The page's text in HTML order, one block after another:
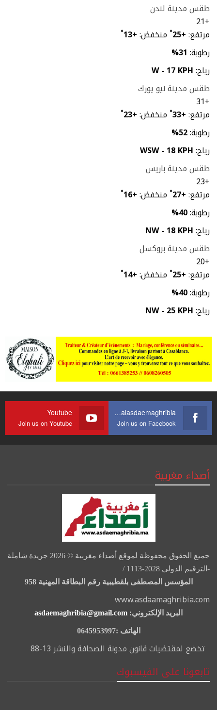
طقس مدينة لندن
+
21
مرتفع:+
25
° منخفض:+
13
°
رطوبة: 31%
رياح:W - 17 KPH
طقس مدينة نيو يورك
+
31
مرتفع:+
33
° منخفض:+
23
°
رطوبة:52%
رياح:WSW - 18 KPH
طقس مدينة باريس
+
23
مرتفع:+
27
° منخفض:+
16
°
رطوبة:40%
رياح:NW - 18 KPH
طقس مدينة بروكسل
+
20
مرتفع:+
25
° منخفض:+
14
°
رطوبة:40%
رياح:NW - 25 KPH
https://web.facebook.com/journalasdaemaghribia/
Join us on Facebook
Youtube
Join us on Youtube
أصداء مغربية
جميع الحقوق محفوظة لموقع أصداء مغربية © 2026 جريدة شاملة
-الترقيم الدولي 2028-1113 /
المؤسس المصطفى بلقطيبية رقم البطاقة المهنية 958
www.asdaamaghribia.com
البريد الإلكتروني: asdaemaghribia@gmail.com
الهاتف :0645953997
تخضع لمقتضيات قانون مدونة الصحافة والنشر 13-88
تابعونا على الفيسبوك